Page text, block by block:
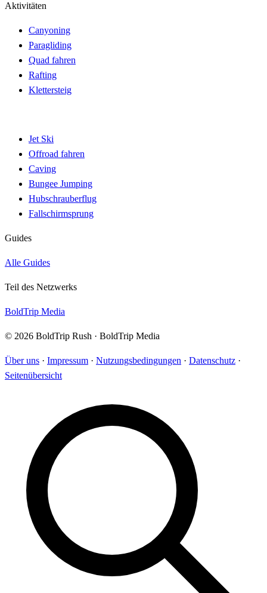
Aktivitäten
Canyoning
Paragliding
Quad fahren
Rafting
Klettersteig
Jet Ski
Offroad fahren
Caving
Bungee Jumping
Hubschrauberflug
Fallschirmsprung
Guides
Alle Guides
Teil des Netzwerks
BoldTrip Media
© 2026 BoldTrip Rush · BoldTrip Media
Über uns · Impressum · Nutzungsbedingungen · Datenschutz ·
Seitenübersicht